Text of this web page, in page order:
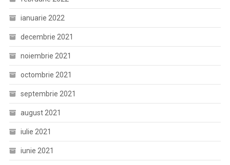
ianuarie 2022
decembrie 2021
noiembrie 2021
octombrie 2021
septembrie 2021
august 2021
iulie 2021
iunie 2021